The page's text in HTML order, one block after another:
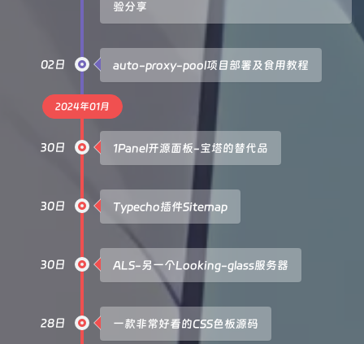
验分享
02日 auto-proxy-pool项目部署及食用教程
2024年01月
30日 1Panel开源面板-宝塔的替代品
30日 Typecho插件Sitemap
30日 ALS-另一个Looking-glass服务器
28日 一款非常好看的CSS色板源码